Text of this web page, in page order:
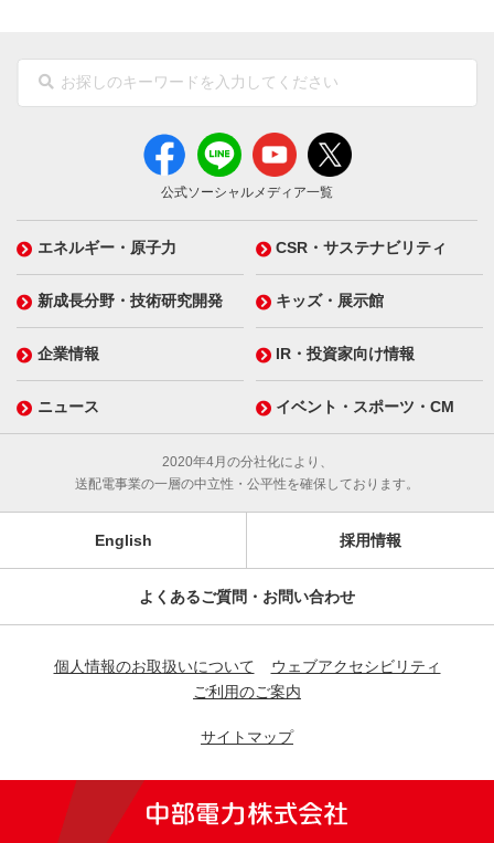
公式ソーシャルメディア一覧
エネルギー・原子力 CSR・サステナビリティ
新成長分野・技術研究開発 キッズ・展示館
企業情報 IR・投資家向け情報
ニュース イベント・スポーツ・CM
2020年4月の分社化により、
送配電事業の一層の中立性・公平性を確保しております。
English 採用情報
よくあるご質問・お問い合わせ
個人情報のお取扱いについて
ウェブアクセシビリティ
ご利用のご案内
サイトマップ